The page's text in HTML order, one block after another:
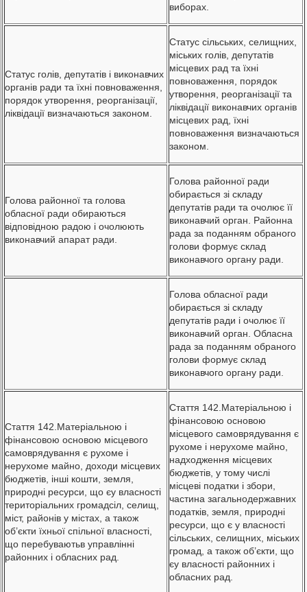
виборах.
Статус голів, депутатів і виконавчих
органів ради та їхні повноваження,
порядок утворення, реорганізації,
ліквідації визначаються законом.
Статус сільських, селищних,
міських голів, депутатів
місцевих рад та їхні
повноваження, порядок
утворення, реорганізації та
ліквідації виконавчих органів
місцевих рад, їхні
повноваження визначаються
законом.
Голова районної та голова
обласної ради обираються
відповідною радою і очолюють
виконавчий апарат ради.
Голова районної ради
обирається зі складу
депутатів ради та очолює її
виконавчий орган. Районна
рада за поданням обраного
голови формує склад
виконавчого органу ради.
Голова обласної ради
обирається зі складу
депутатів ради і очолює її
виконавчий орган. Обласна
рада за поданням обраного
голови формує склад
виконавчого органу ради.
Стаття 142.Матеріальною і
фінансовою основою місцевого
самоврядування є рухоме і
нерухоме майно, доходи місцевих
бюджетів, інші кошти, земля,
природні ресурси, що єу власності
територіальних громадсіл, селищ,
міст, районів у містах, а також
об’єкти їхньої спільної власності,
що перебуваютьв управлінні
районних і обласних рад.
Стаття 142.Матеріальною і
фінансовою основою
місцевого самоврядування є
рухоме і нерухоме майно,
надходження місцевих
бюджетів, у тому числі
місцеві податки і збори,
частина загальнодержавних
податків, земля, природні
ресурси, що є у власності
сільських, селищних, міських
громад, а також об’єкти, що
єу власності районних і
обласних рад.